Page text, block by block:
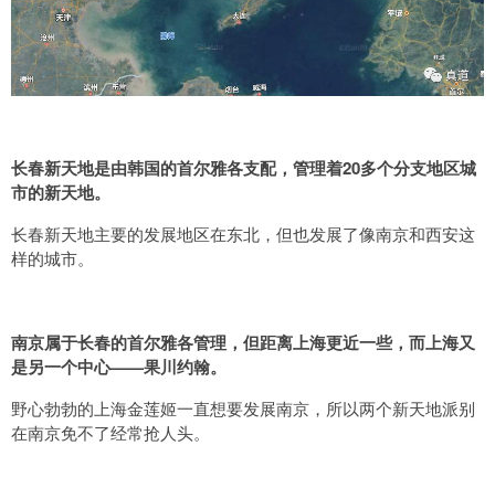
长春新天地是由韩国的首尔雅各支配，管理着20多个分支地区城
市的新天地。
长春新天地主要的发展地区在东北，但也发展了像南京和西安这
样的城市。
南京属于长春的首尔雅各管理，但距离上海更近一些，而上海又
是另一个中心——果川约翰。
野心勃勃的上海金莲姬一直想要发展南京，所以两个新天地派别
在南京免不了经常抢人头。